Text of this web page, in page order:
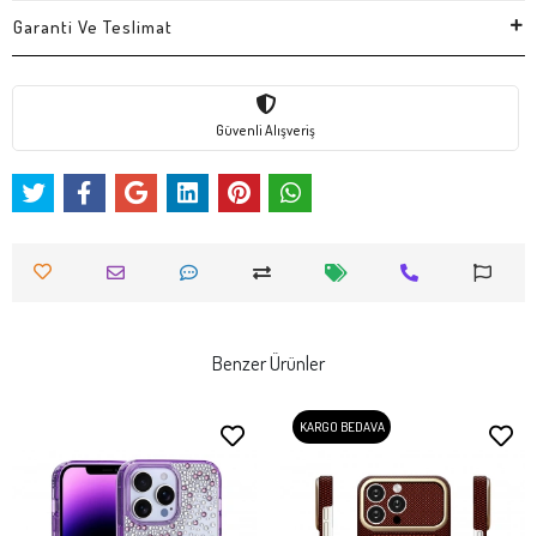
Garanti Ve Teslimat
Güvenli Alışveriş
Benzer Ürünler
KARGO BEDAVA